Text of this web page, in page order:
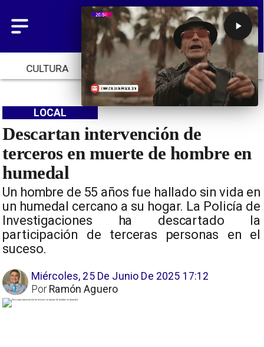
CULTURA TENDENCIAS INICIO
Descartan intervención de
terceros en muerte de hombre en
humedal
Un hombre de 55 años fue hallado sin vida en
un humedal cercano a su hogar. La Policía de
Investigaciones ha descartado la
participación de terceras personas en el
suceso.
LOCAL
Miércoles, 25 De Junio De 2025 17:12
Ramón Aguero
Por